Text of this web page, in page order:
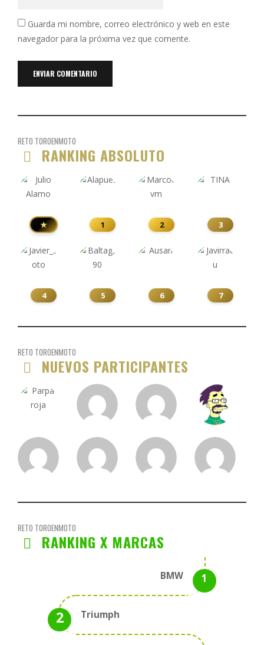
Guarda mi nombre, correo electrónico y web en este
navegador para la próxima vez que comente.
RETO TOROENMOTO
RANKING ABSOLUTO
★ 1 2 3
4 5 6 7
RETO TOROENMOTO
NUEVOS PARTICIPANTES
RETO TOROENMOTO
RANKING X MARCAS
BMW
Triumph